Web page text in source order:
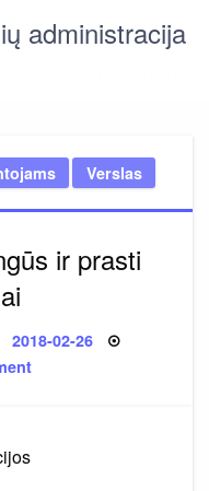
administracija
Verslas
ir prasti
Posted
2018-02-26
on